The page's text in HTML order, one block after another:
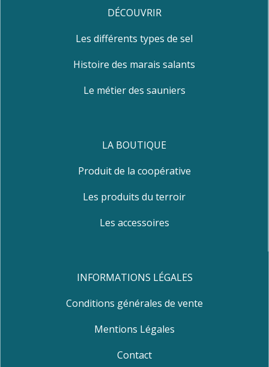
DÉCOUVRIR
Les différents types de sel
Histoire des marais salants
Le métier des sauniers
LA BOUTIQUE
Produit de la coopérative
Les produits du terroir
Les accessoires
INFORMATIONS LÉGALES
Conditions générales de vente
Mentions Légales
Contact